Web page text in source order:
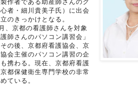
作者である助産師さんのグ
者・細川貴美子氏）に出会
のきっかけとなる。
、京都の看護師さんを対象
師さんのパソコン講習会」
の後、京都府看護協会、京
会主催のパソコン講習の企
携わる。現在、京都府看護
都保健衛生専門学校の非常
ている。